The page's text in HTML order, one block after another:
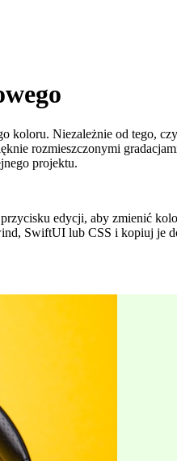
Niezależnie od tego,
rozmieszczonymi
projektu.
edycji, aby zmienić
SwiftUI lub CSS i kopiuj je